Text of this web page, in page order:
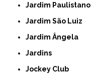
Jardim Paulistano
Jardim São Luiz
Jardim Ângela
Jardins
Jockey Club